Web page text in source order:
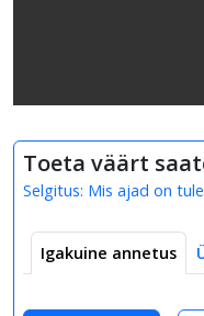
Toeta väärt
Selgitus: Mis ajad on
Igakuine annetus